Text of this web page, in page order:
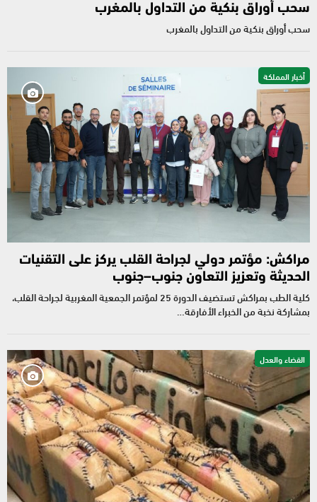
سحب أوراق بنكية من التداول بالمغرب
سحب أوراق بنكية من التداول بالمغرب
أخبار المملكة
مراكش: مؤتمر دولي لجراحة القلب يركز على التقنيات
الحديثة وتعزيز التعاون جنوب–جنوب
كلية الطب بمراكش تستضيف الدورة 25 لمؤتمر الجمعية المغربية لجراحة القلب،
بمشاركة نخبة من الخبراء الأفارقة…
القضاء والعدل